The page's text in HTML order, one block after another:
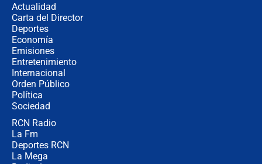
Actualidad
Carta del Director
Deportes
Economía
Emisiones
Entretenimiento
Internacional
Orden Público
Política
Sociedad
RCN Radio
La Fm
Deportes RCN
La Mega